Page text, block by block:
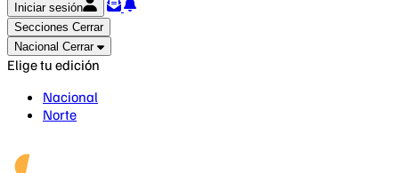
Iniciar sesión
Secciones Cerrar
Nacional Cerrar
Elige tu edición
Nacional
Norte